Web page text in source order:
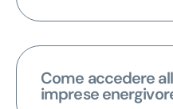
Come accedere
imprese